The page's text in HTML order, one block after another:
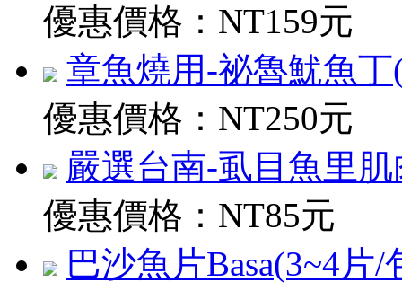
優惠價格： NT159元
章魚燒用-祕魯魷魚丁
優惠價格： NT250元
嚴選台南-虱目魚里肌
優惠價格： NT85元
巴沙魚片Basa(3~4片/